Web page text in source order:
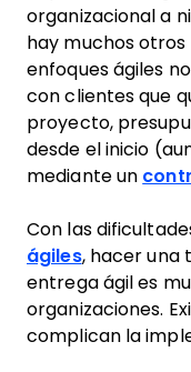
organizacional a
hay muchos
enfoques ágiles
con clientes que
proyecto,
desde el inicio
mediante un
Con las
ágiles, hacer una
entrega ágil es
organizaciones.
complican la